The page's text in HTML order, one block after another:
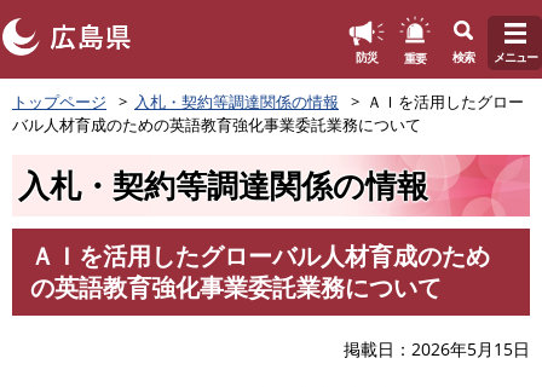
ペ
ー
ジ
防災 重要 検索 メニュー
トップページ 入札・契約等調達関係の情報
ＡＩを活用したグロー
バル人材育成のための英語教育強化事業委託業務について
入札・契約等調達関係の情報
ＡＩを活用したグローバル人材育成のため
の英語教育強化事業委託業務について
掲載日 2026年5月15日